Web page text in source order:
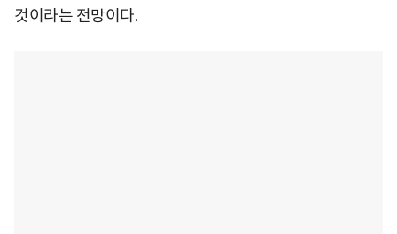
것이라는 전망이다.